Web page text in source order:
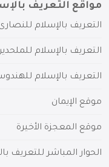
مواقع التعريف
التعريف بالإسلام
التعريف بالإسلام
التعريف بالإسلام
موقع الإيمان
موقع المعجزة الأخيرة
الحوار المباشر للتعريف